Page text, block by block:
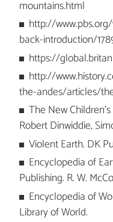
mountains.html
http://
back-introduction/
https://
http://
the-andes/articles/
The New
Robert Dinwiddie,
Violent Earth. DK
Encyclopedia of
Publishing. R. W.
Encyclopedia of
Library of World.